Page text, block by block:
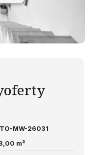
oferty
MW-26031
m²